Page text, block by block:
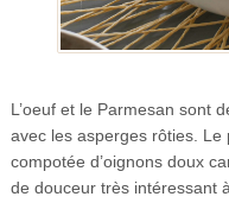
L’oeuf et le Parmesan sont
avec les asperges rôties.
compotée d’oignons doux
de douceur très intéressant